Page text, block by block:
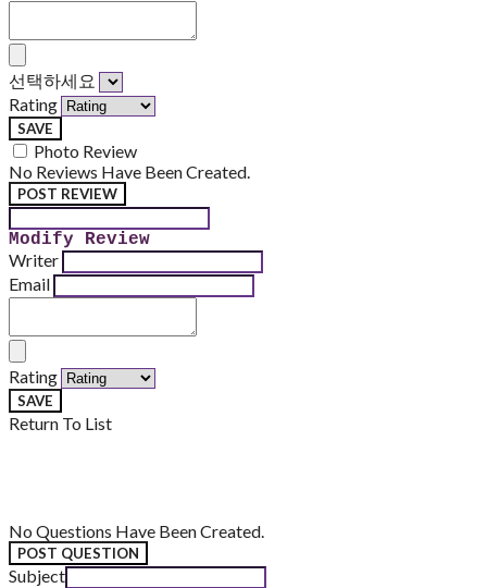
선택하세요
Rating
SAVE
Photo Review
No Reviews Have Been Created.
POST REVIEW
Modify Review
Writer
Email
Rating
SAVE
Return To List
No Questions Have Been Created.
POST QUESTION
Subject